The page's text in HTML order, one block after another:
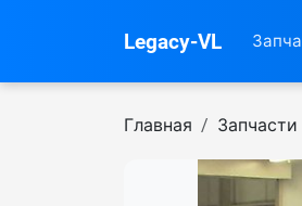
Legacy-VL
Главная Запчасти